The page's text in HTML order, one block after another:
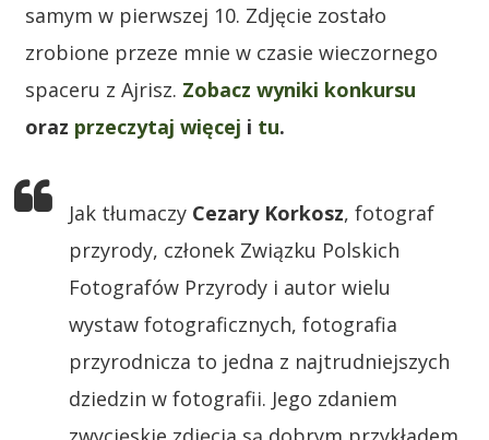
samym w pierwszej 10. Zdjęcie zostało
zrobione przeze mnie w czasie wieczornego
spaceru z Ajrisz. Zobacz wyniki konkursu
oraz przeczytaj więcej i tu.
Jak tłumaczy Cezary Korkosz, fotograf
przyrody, członek Związku Polskich
Fotografów Przyrody i autor wielu
wystaw fotograficznych, fotografia
przyrodnicza to jedna z najtrudniejszych
dziedzin w fotografii. Jego zdaniem